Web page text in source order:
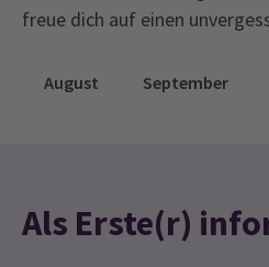
freue dich auf einen
August September
Als Erste(r)